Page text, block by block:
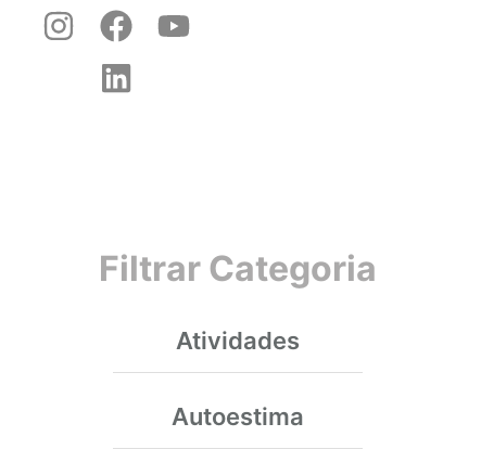
Filtrar Categoria
Atividades
Autoestima